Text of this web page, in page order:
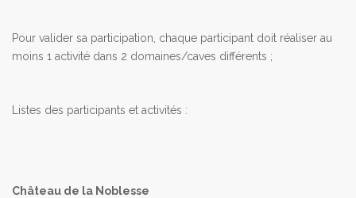
Pour valider sa participation, chaque participant doit réaliser au
moins 1 activité dans 2 domaines/caves différents ;
Listes des participants et activités :
Château de la Noblesse